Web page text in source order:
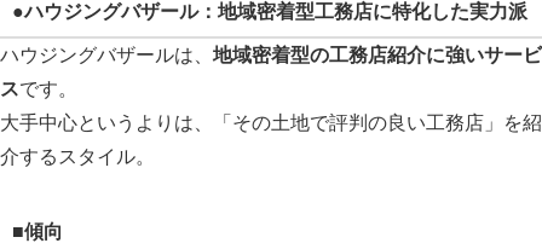
●ハウジングバザール：地域密着型工務店に特化した実力派
ハウジングバザールは、 地域密着型の工務店紹介に強いサービ
スです。
大手中心というよりは、「その土地で評判の良い工務店」を紹
介するスタイル。
■傾向